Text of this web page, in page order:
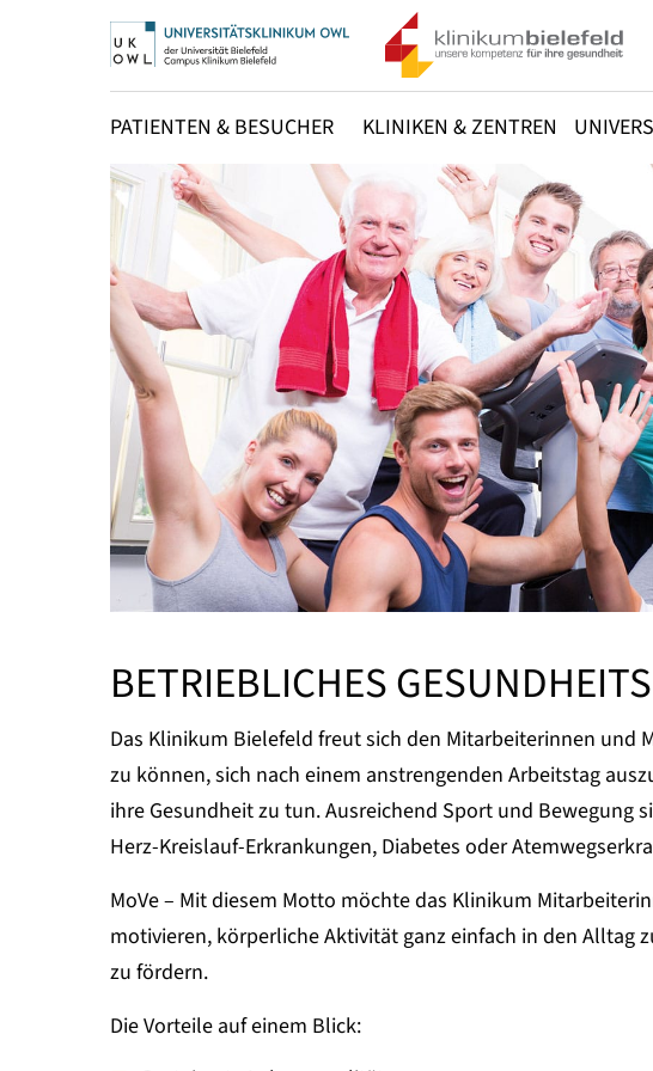
PATIENTEN & BESUCHER KLINIKEN & ZENTREN
BETRIEBLICHES
Das Klinikum Bielefeld freut sich den Mitarbeiterinnen und
zu können, sich nach einem anstrengenden Arbeitstag
ihre Gesundheit zu tun. Ausreichend Sport und Bewegung
Herz-Kreislauf-Erkrankungen, Diabetes oder
MoVe – Mit diesem Motto möchte das Klinikum
motivieren, körperliche Aktivität ganz einfach in den Alltag
zu fördern.
Die Vorteile auf einem Blick: